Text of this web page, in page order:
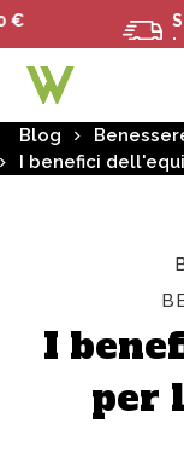
Blog
I benefici
I
per